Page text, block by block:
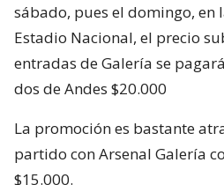
sábado, pues el domingo, en
Estadio Nacional, el precio
entradas de Galería se
dos de Andes $20.000
La promoción es bastante
partido con Arsenal Galería
$15.000.